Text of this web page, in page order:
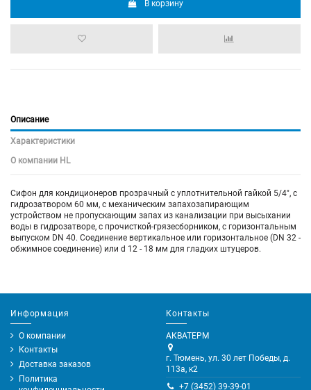
В корзину
Описание
Характеристики
О компании HL
Сифон для кондиционеров прозрачный с уплотнительной гайкой 5/4", с
гидрозатвором 60 мм, с механическим запахозапирающим
устройством не пропускающим запах из канализации при высыхании
воды в гидрозатворе, с прочисткой-грязесборником, с горизонтальным
выпуском DN 40. Соединение вертикальное или горизонтальное (DN 32 -
обжимное соединение) или d 12 - 18 мм для гладких штуцеров.
Информация
О компании
Контакты
Доставка заказов
Политика
Контакты
АКВАТЕРМ
г. Тюмень, ул. 30 лет Победы, д.
113а, к2
+7 (3452) 39-39-01